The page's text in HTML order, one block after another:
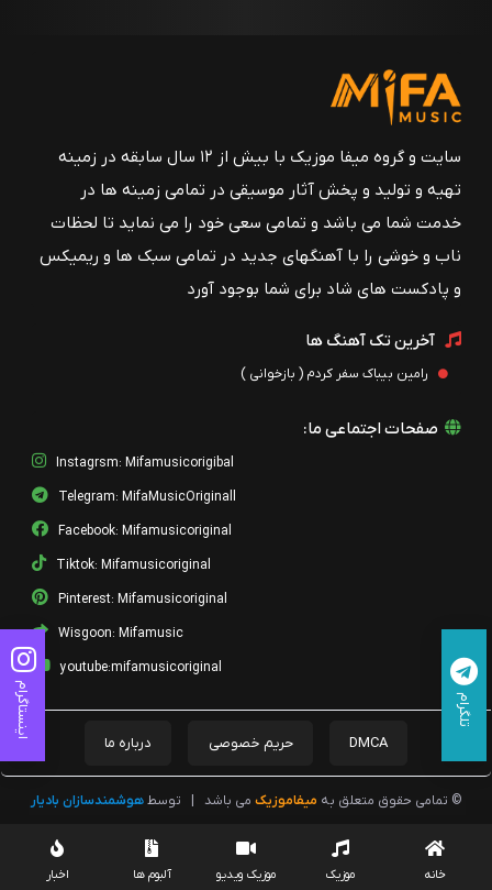
سایت و گروه میفا موزیک با بیش از ۱۲ سال سابقه در زمینه
تهیه و تولید و پخش آثار موسیقی در تمامی زمینه ها در
خدمت شما می باشد و تمامی سعی خود را می نماید تا لحظات
ناب و خوشی را با آهنگهای جدید در تمامی سبک ها و ریمیکس
و پادکست های شاد برای شما بوجود آورد
آخرین تک آهنگ ها
رامین بیباک سفر کردم ( بازخوانی )
صفحات اجتماعی ما:
Instagrsm: Mifamusicorigibal
Telegram: MifaMusicOriginall
Facebook: Mifamusicoriginal
Tiktok: Mifamusicoriginal
Pinterest: Mifamusicoriginal
Wisgoon: Mifamusic
youtube:mifamusicoriginal
DMCA حریم خصوصی درباره ما
© تمامی حقوق متعلق به میفاموزیک می باشد توسطهوشمندسازان بادیار
خانه موزیک موزیک ویدیو آلبوم ها اخبار
اینستاگرام تلگرام